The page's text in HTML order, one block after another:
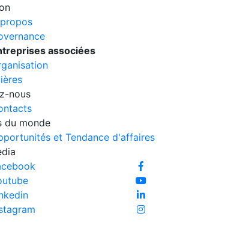
associées
nous
du monde
et Tendance d'affaires